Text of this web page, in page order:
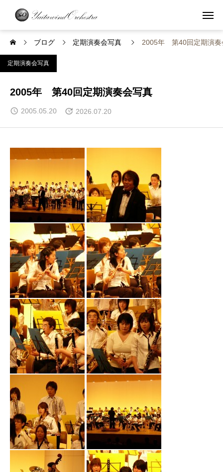
ブログ 定期演奏会写真 2005年 第40回定期演奏
定期演奏会写真
2005年 第40回定期演奏会写真
2005.05.20 2026.07.20